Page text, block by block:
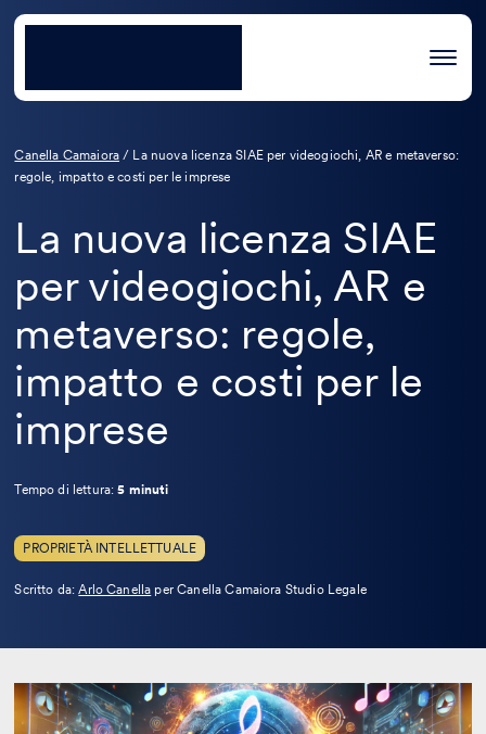
Canella Camaiora / La nuova licenza SIAE per videogiochi, AR e metaverso:
regole, impatto e costi per le imprese
La nuova licenza SIAE
per videogiochi, AR e
metaverso: regole,
impatto e costi per le
imprese
Tempo di lettura:5 minuti
PROPRIETÀ INTELLETTUALE
Scritto da:Arlo CanellaLeggi
per Canella Camaiora Studio Legale